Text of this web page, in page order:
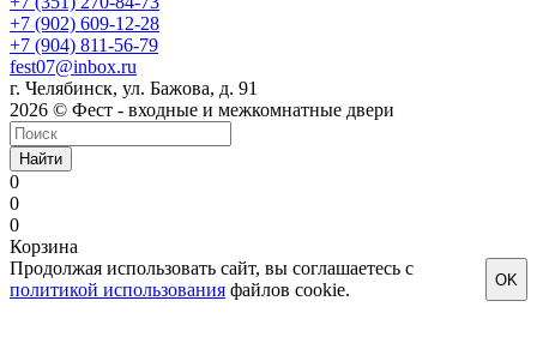
+7 (902) 609-12-28
+7 (904) 811-56-79
fest07@inbox.ru
г. Челябинск, ул. Бажова, д. 91
2026 © Фест - входные и межкомнатные двери
Найти
0
0
0
Корзина
Продолжая использовать сайт, вы соглашаетесь с
политикой использования файлов cookie. OK